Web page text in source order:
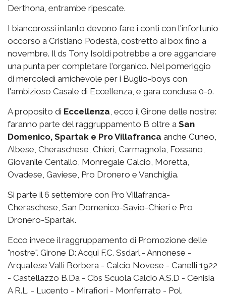
Derthona, entrambe ripescate.
I biancorossi intanto devono fare i conti con l'infortunio
occorso a Cristiano Podestà, costretto ai box fino a
novembre. Il ds Tony Isoldi potrebbe a ore agganciare
una punta per completare l'organico. Nel pomeriggio
di mercoledì amichevole per i Buglio-boys con
l'ambizioso Casale di Eccellenza, e gara conclusa 0-0.
A proposito di Eccellenza , ecco il Girone delle nostre:
faranno parte del raggruppamento B oltre a San
Domenico, Spartak e Pro Villafranca anche Cuneo,
Albese, Cheraschese, Chieri, Carmagnola, Fossano,
Giovanile Centallo, Monregale Calcio, Moretta,
Ovadese, Gaviese, Pro Dronero e Vanchiglia.
Si parte il 6 settembre con Pro Villafranca-
Cheraschese, San Domenico-Savio-Chieri e Pro
Dronero-Spartak.
Ecco invece il raggruppamento di Promozione delle
"nostre". Girone D: Acqui F.C. Ssdarl - Annonese -
Arquatese Valli Borbera - Calcio Novese - Canelli 1922
- Castellazzo B.Da - Cbs Scuola Calcio A.S.D - Cenisia
A R.L. - Lucento - Mirafiori - Monferrato - Pol.